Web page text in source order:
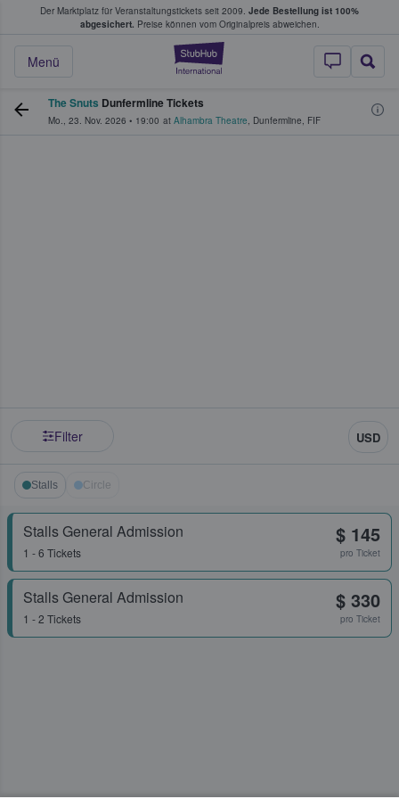
Der Marktplatz für Veranstaltungstickets seit 2009. Jede Bestellung ist 100%
abgesichert. Preise können vom Originalpreis abweichen.
StubHub - Wo
Menü
Tickets kaufen & verkaufen
The Snuts Dunfermline Tickets
Mo., 23. Nov. 2026 • 19:00 at Alhambra Theatre, Dunfermline, FIF
Filter USD
Stalls Circle
Stalls General Admission
1 - 6 Tickets
$ 145
pro Ticket
Stalls General Admission
1 - 2 Tickets
$ 330
pro Ticket